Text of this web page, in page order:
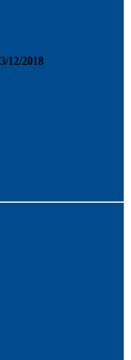
12/2018